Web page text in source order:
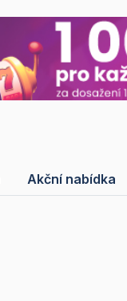
Akční nabídka